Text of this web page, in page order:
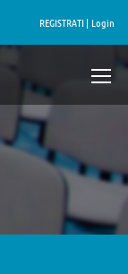
REGISTRATI | Login